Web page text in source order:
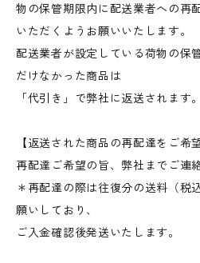
物の保管期限内に配送業者への再
いただくようお願いいたします。
配送業者が設定している荷物の保
だけなかった商品は
「代引き」で弊社に返送されます。
【返送された商品の再配達をご希
再配達ご希望の旨、弊社までご連
＊再配達の際は往復分の送料（
願いしており、
ご入金確認後発送いたします。